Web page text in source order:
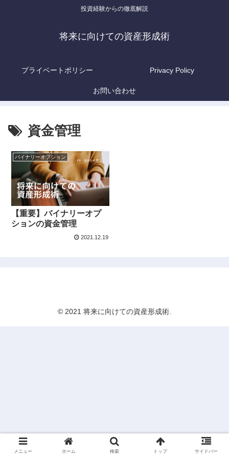
投資経験からの徹底解説
将来に向けての資産形成術
プライベートポリシー Privacy Policy
お問い合わせ
資金管理
バイナリーオプション
【重要】バイナリーオプ
ションの資金管理
2021.12.19
© 2021 将来に向けての資産形成術.
メニュー ホーム 検索 トップ サイドバー